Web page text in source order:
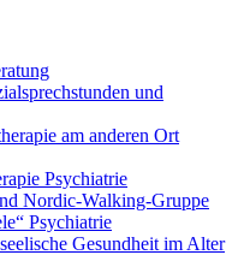
und
am anderen Ort
Psychiatrie
Nordic-Walking-Gruppe
Psychiatrie
Gesundheit im Alter